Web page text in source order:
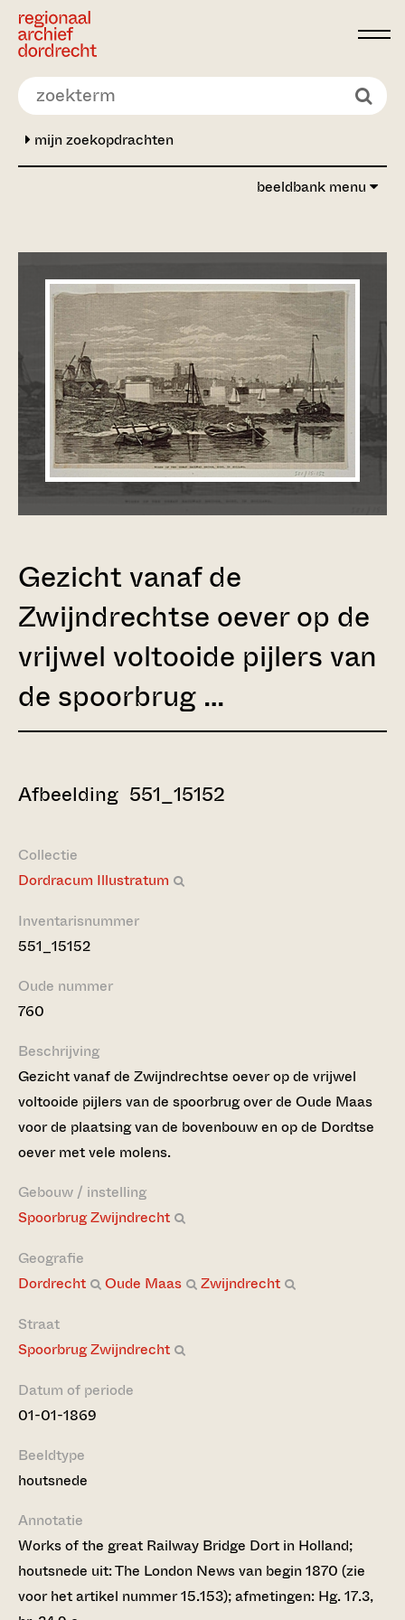
Ga direct naar de inhoud
mijn zoekopdrachten
beeldbank menu
Gezicht vanaf de
Zwijndrechtse oever op de
vrijwel voltooide pijlers van
de spoorbrug …
Afbeelding 551_15152
Collectie
Dordracum Illustratum
Inventarisnummer
551_15152
Oude nummer
760
Beschrijving
Gezicht vanaf de Zwijndrechtse oever op de vrijwel
voltooide pijlers van de spoorbrug over de Oude Maas
voor de plaatsing van de bovenbouw en op de Dordtse
oever met vele molens.
Gebouw / instelling
Spoorbrug Zwijndrecht
Geografie
Dordrecht
Oude Maas
Zwijndrecht
Straat
Spoorbrug Zwijndrecht
Datum of periode
01-01-1869
Beeldtype
houtsnede
Annotatie
Works of the great Railway Bridge Dort in Holland;
houtsnede uit: The London News van begin 1870 (zie
voor het artikel nummer 15.153); afmetingen: Hg. 17.3,